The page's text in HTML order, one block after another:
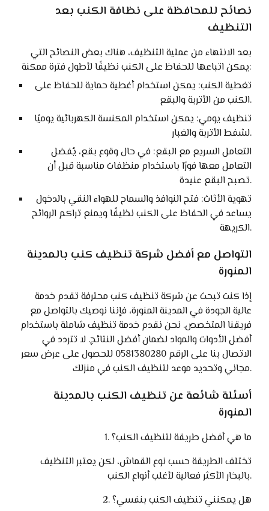
نصائح للمحافظة على نظافة الكنب بعد
التنظيف
بعد الانتهاء من عملية التنظيف، هناك بعض النصائح التي
يمكن اتباعها للحفاظ على الكنب نظيفًا لأطول فترة ممكنة:
تغطية الكنب: يمكن استخدام أغطية حماية للحفاظ على
الكنب من الأتربة والبقع.
تنظيف يومي: يمكن استخدام المكنسة الكهربائية يوميًا
لشفط الأتربة والغبار.
التعامل السريع مع البقع: في حال وقوع بقع، يُفضل
التعامل معها فورًا باستخدام منظفات مناسبة قبل أن
تصبح البقع عنيدة.
تهوية الأثاث: فتح النوافذ والسماح للهواء النقي بالدخول
يساعد في الحفاظ على الكنب نظيفًا ويمنع تراكم الروائح
الكريهة.
التواصل مع أفضل شركة تنظيف كنب بالمدينة
المنورة
إذا كنت تبحث عن شركة تنظيف كنب محترفة تقدم خدمة
عالية الجودة في المدينة المنورة، فإننا نوصيك بالتواصل مع
فريقنا المتخصص. نحن نقدم خدمة تنظيف شاملة باستخدام
أفضل الأدوات والمواد لضمان أفضل النتائج. لا تتردد في
الاتصال بنا على الرقم 0581380280 للحصول على عرض سعر
مجاني وتحديد موعد لتنظيف الكنب في منزلك.
أسئلة شائعة عن تنظيف الكنب بالمدينة
المنورة
1. ما هي أفضل طريقة لتنظيف الكنب؟
تختلف الطريقة حسب نوع القماش، لكن يعتبر التنظيف
بالبخار الأكثر فعالية لأغلب أنواع الكنب.
2. هل يمكنني تنظيف الكنب بنفسي؟